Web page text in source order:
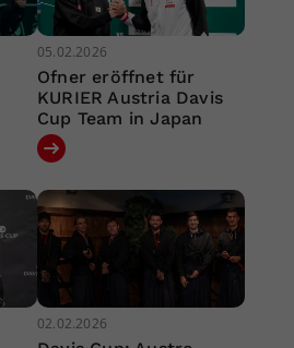
05.02.2026
Ofner eröffnet für
KURIER Austria Davis
Cup Team in Japan
02.02.2026